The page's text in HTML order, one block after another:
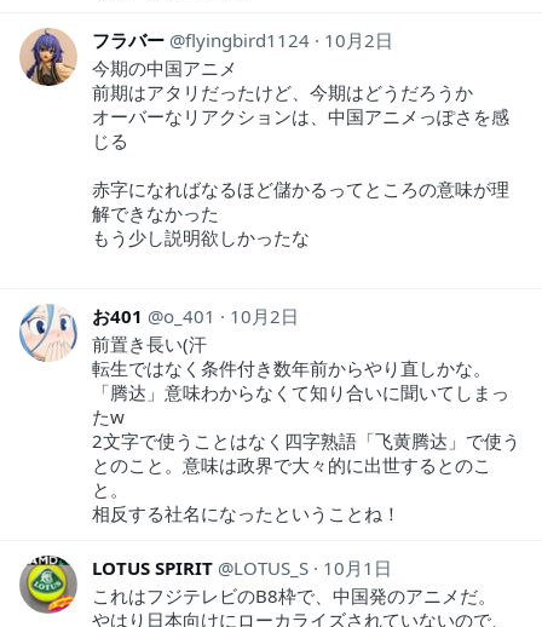
フラバー flyingbird1124
10月2日
今期の中国アニメ
前期はアタリだったけど、今期はどうだろうか
オーバーなリアクションは、中国アニメっぽさを感
じる
赤字になればなるほど儲かるってところの意味が理
解できなかった
もう少し説明欲しかったな
お401 o_401
10月2日
前置き長い(汗
転生ではなく条件付き数年前からやり直しかな。
「腾达」意味わからなくて知り合いに聞いてしまっ
たw
2文字で使うことはなく四字熟語「飞黄腾达」で使う
とのこと。意味は政界で大々的に出世するとのこ
と。
相反する社名になったということね！
LOTUS SPIRIT LOTUS_S
10月1日
これはフジテレビのB8枠で、中国発のアニメだ。
やはり日本向けにローカライズされていないので、